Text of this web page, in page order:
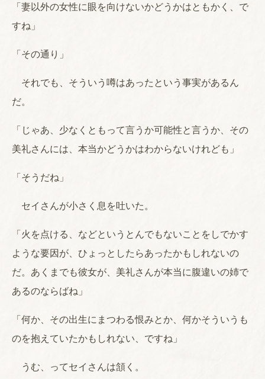
「妻以外の女性に眼を向けないかどうかはともかく、で
すね」
「その通り」
それでも、そういう噂はあったという事実があるん
だ。
「じゃあ、少なくともって言うか可能性と言うか、その
美礼さんには、本当かどうかはわからないけれども」
「そうだね」
セイさんが小さく息を吐いた。
「火を点ける、などというとんでもないことをしでかす
ような要因が、ひょっとしたらあったかもしれないの
だ。あくまでも彼女が、美礼さんが本当に腹違いの姉で
あるのならばね」
「何か、その出生にまつわる恨みとか、何かそういうも
のを抱えていたかもしれない、ですね」
うむ、ってセイさんは頷く。